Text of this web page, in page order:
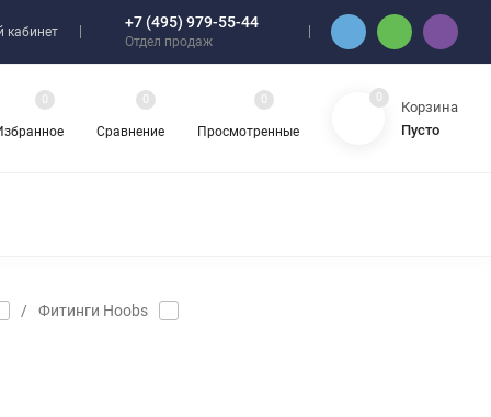
кабинет
+7 (495) 979-55-44
Отдел продаж
0
Сравнение
0
Просмотренные
0 0
Корзина
Пусто
/ Фитинги Hoobs